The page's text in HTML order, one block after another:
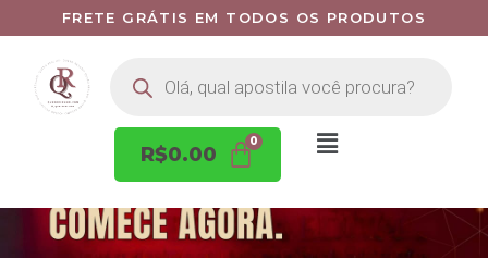
FRETE GRÁTIS EM TODOS OS PRODUTOS
R$0.00